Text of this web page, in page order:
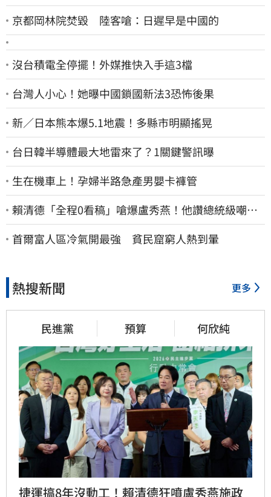
京都岡林院焚毀 陸客嗆：日遲早是中國的
沒台積電全停擺！外媒推快入手這3檔
台灣人小心！她曝中國鎖國新法3恐怖後果
新／日本熊本爆5.1地震！多縣市明顯搖晃
台日韓半導體最大地雷來了？1關鍵警訊曝
生在機車上！孕婦半路急產男嬰卡褲管
賴清德「全程0看稿」嗆爆盧秀燕！他讚總統級嘲
諷：把8年總帳一次掀翻
首爾富人區冷氣開最強 貧民窟窮人熱到暈
熱搜新聞 更多
民進黨 預算 何欣純
捷運搞8年沒動工！賴清德狂噴盧秀燕施政